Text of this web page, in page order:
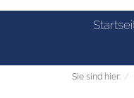
Sie sind hier: